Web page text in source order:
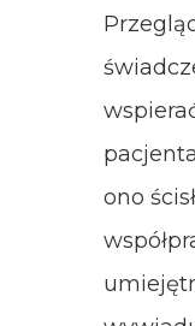
ono